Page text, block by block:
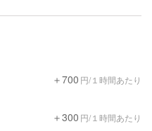
＋700 円/１時間あたり
＋300 円/１時間あたり